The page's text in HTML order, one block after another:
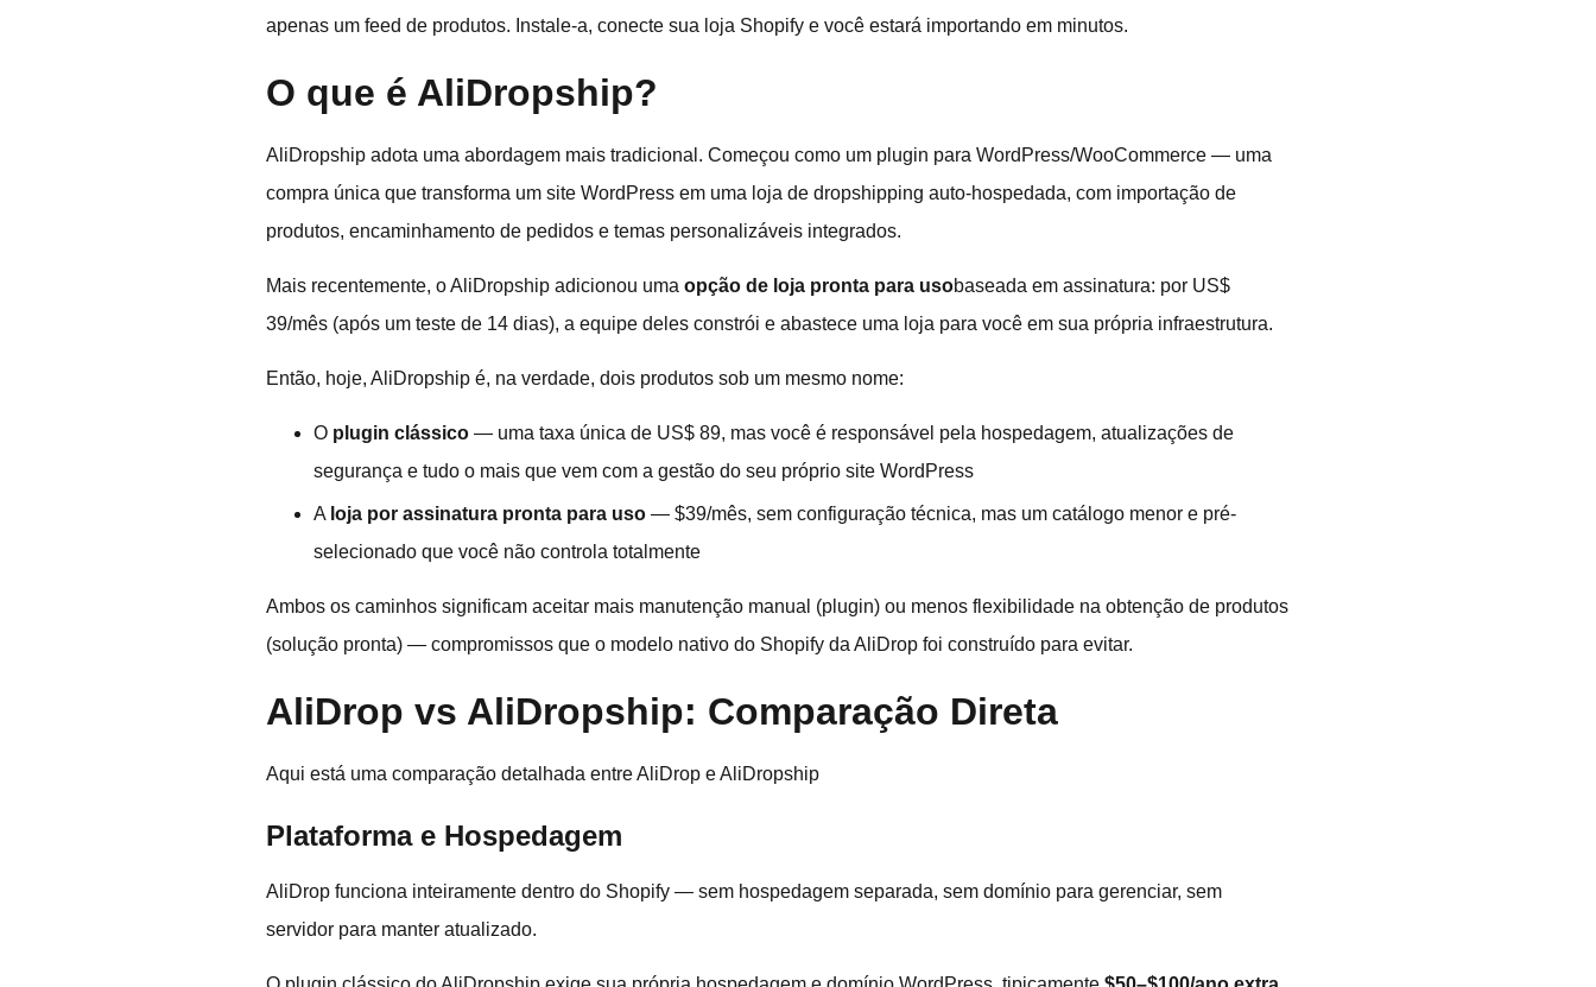
apenas um feed de produtos. Instale-a, conecte sua loja Shopify e você estará importando em minutos.
O que é AliDropship?
AliDropship adota uma abordagem mais tradicional. Começou como um plugin para WordPress/WooCommerce — uma
compra única que transforma um site WordPress em uma loja de dropshipping auto-hospedada, com importação de
produtos, encaminhamento de pedidos e temas personalizáveis integrados.
Mais recentemente, o AliDropship adicionou uma opção de loja pronta para usobaseada em assinatura: por US$
39/mês (após um teste de 14 dias), a equipe deles constrói e abastece uma loja para você em sua própria infraestrutura.
Então, hoje, AliDropship é, na verdade, dois produtos sob um mesmo nome:
O plugin clássico — uma taxa única de US$ 89, mas você é responsável pela hospedagem, atualizações de
segurança e tudo o mais que vem com a gestão do seu próprio site WordPress
A loja por assinatura pronta para uso — $39/mês, sem configuração técnica, mas um catálogo menor e pré-
selecionado que você não controla totalmente
Ambos os caminhos significam aceitar mais manutenção manual (plugin) ou menos flexibilidade na obtenção de produtos
(solução pronta) — compromissos que o modelo nativo do Shopify da AliDrop foi construído para evitar.
AliDrop vs AliDropship: Comparação Direta
Aqui está uma comparação detalhada entre AliDrop e AliDropship
Plataforma e Hospedagem
AliDrop funciona inteiramente dentro do Shopify — sem hospedagem separada, sem domínio para gerenciar, sem
servidor para manter atualizado.